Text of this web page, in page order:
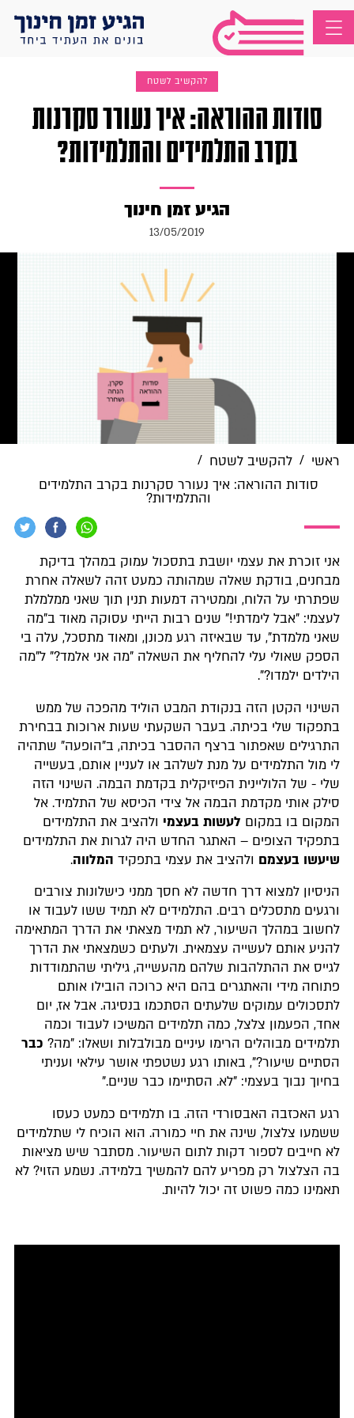
להקשיב לשטח
סודות ההוראה: איך נעורר סקרנות
בקרב התלמידים והתלמידות?
הגיע זמן חינוך
13/05/2019
ראשי / להקשיב לשטח /
סודות ההוראה: איך נעורר סקרנות בקרב התלמידים
והתלמידות?
אני זוכרת את עצמי יושבת בתסכול עמוק במהלך בדיקת
מבחנים, בודקת שאלה שמהותה כמעט זהה לשאלה אחרת
שפתרתי על הלוח, וממטירה דמעות תנין תוך שאני ממלמלת
לעצמי: "אבל לימדתי!" שנים רבות הייתי עסוקה מאוד ב"מה
שאני מלמדת", עד שבאיזה רגע מכונן, ומאוד מתסכל, עלה בי
הספק שאולי עלי להחליף את השאלה "מה אני אלמד?" ל"מה
הילדים ילמדו?".
השינוי הקטן הזה בנקודת המבט הוליד מהפכה של ממש
בתפקוד שלי בכיתה. בעבר השקעתי שעות ארוכות בבחירת
התרגילים שאפתור ברצף ההסבר בכיתה, ב"הופעה" שתהיה
לי מול התלמידים על מנת לשלהב או לעניין אותם, בעשייה
שלי - של הלוליינית הפיזיקלית בקדמת הבמה. השינוי הזה
סילק אותי מקדמת הבמה אל צידי הכיסא של התלמיד. אל
המקום בו במקום לעשות בעצמי ולהציב את התלמידים
בתפקיד הצופים – האתגר החדש היה לגרות את התלמידים
שיעשו בעצמם ולהציב את עצמי בתפקיד המלווה.
הניסיון למצוא דרך חדשה לא חסך ממני כישלונות צורבים
ורגעים מתסכלים רבים. התלמידים לא תמיד ששו לעבוד או
לחשוב במהלך השיעור, לא תמיד מצאתי את הדרך המתאימה
להניע אותם לעשייה עצמאית. ולעתים כשמצאתי את הדרך
לגייס את ההתלהבות שלהם מהעשייה, גיליתי שהתמודדות
פתוחה מידי והאתגרים בהם היא כרוכה הובילו אותם
לתסכולים עמוקים שלעתים הסתכמו בנסיגה. אבל אז, יום
אחד, הפעמון צלצל, כמה תלמידים המשיכו לעבוד וכמה
תלמידים מבוהלים הרימו עיניים מבולבלות ושאלו: "מה? כבר
הסתיים שיעור?", באותו רגע נשטפתי אושר עילאי ועניתי
בחיוך נבוך בעצמי: "לא. הסתיימו כבר שניים."
רגע האכזבה האבסורדי הזה. בו תלמידים כמעט כעסו
ששמעו צלצול, שינה את חיי כמורה. הוא הוכיח לי שתלמידים
לא חייבים לספור דקות לתום השיעור. מסתבר שיש מציאות
בה הצלצול רק מפריע להם להמשיך בלמידה. נשמע הזוי? לא
תאמינו כמה פשוט זה יכול להיות.